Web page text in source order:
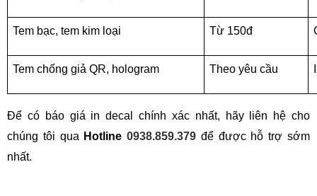
Tem bạc, tem kim loại Từ 150đ
Tem chống giả QR, hologram Theo yêu cầu
Để có báo giá in decal chính xác nhất, hãy liên hệ cho
chúng tôi qua Hotline 0938.859.379 để được hỗ trợ sớm
nhất.